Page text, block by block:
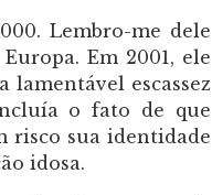
Lembro-me dele
Em 2001, ele
lamentável escassez
o fato de que
risco sua identidade
idosa.